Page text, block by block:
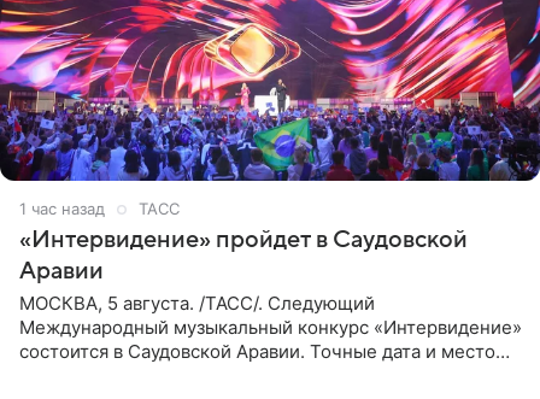
1 час назад ТАСС
«Интервидение» пройдет в Саудовской
Аравии
МОСКВА, 5 августа. /ТАСС/. Следующий
Международный музыкальный конкурс «Интервидение»
состоится в Саудовской Аравии. Точные дата и место